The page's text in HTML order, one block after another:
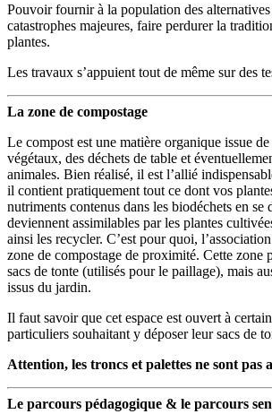
Pouvoir fournir à la population des alternatives
catastrophes majeures, faire perdurer la
plantes.
Les travaux s’appuient tout de même sur des
La zone de compostage
Le compost est une matière organique issue
végétaux, des déchets de table et
animales. Bien réalisé, il est l’allié
il contient pratiquement tout ce dont vos
nutriments contenus dans les biodéchets en se
deviennent assimilables par les plantes
ainsi les recycler. C’est pour quoi,
zone de compostage de proximité. Cette zone
sacs de tonte (utilisés pour le paillage), mais
issus du jardin.
Il faut savoir que cet espace est ouvert à
particuliers souhaitant y déposer leur sacs de
Attention, les troncs et palettes ne sont pas
Le parcours pédagogique & le parcours